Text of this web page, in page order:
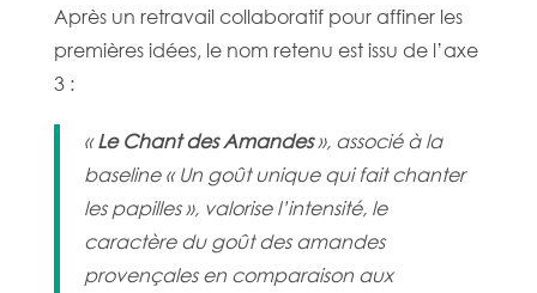
Après un retravail collaboratif pour affiner les
premières idées, le nom retenu est issu de l’axe
3 :
«Le Chant des Amandes», associé à la
baseline « Un goût unique qui fait chanter
les papilles », valorise l’intensité, le
caractère du goût des amandes
provençales en comparaison aux